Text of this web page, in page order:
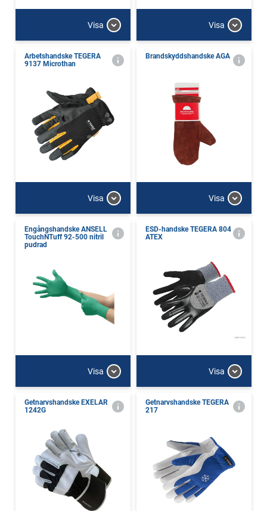
Visa Visa
Arbetshandske TEGERA
9137 Microthan
Visa
Brandskyddshandske AGA
Visa
Engångshandske ANSELL
TouchNTuff 92-500 nitril
pudrad
Visa
ESD-handske TEGERA 804
ATEX
Visa
Getnarvshandske EXELAR
1242G
Getnarvshandske TEGERA
217